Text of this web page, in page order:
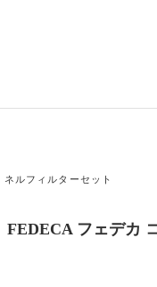
ルフィルターセット
FEDECA フェデカ